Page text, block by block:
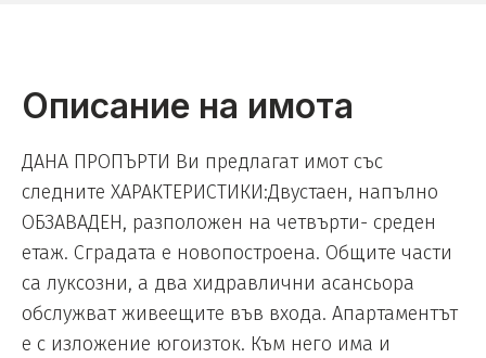
Описание на имота
ДАНА ПРОПЪРТИ Ви предлагат имот със
следните ХАРАКТЕРИСТИКИ:Двустаен, напълно
ОБЗАВАДЕН, разположен на четвърти- среден
етаж. Сградата е новопостроена. Общите части
са луксозни, а два хидравлични асансьора
обслужват живеещите във входа. Апартаментът
е с изложение югоизток. Към него има и